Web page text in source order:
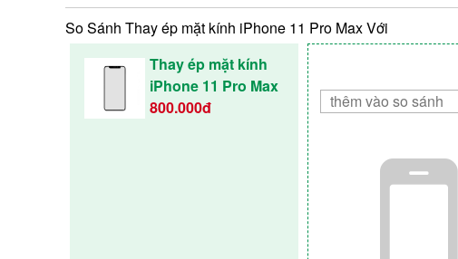
So Sánh Thay ép mặt kính iPhone 11 Pro Max Với
Thay ép mặt kính
iPhone 11 Pro Max
800.000đ